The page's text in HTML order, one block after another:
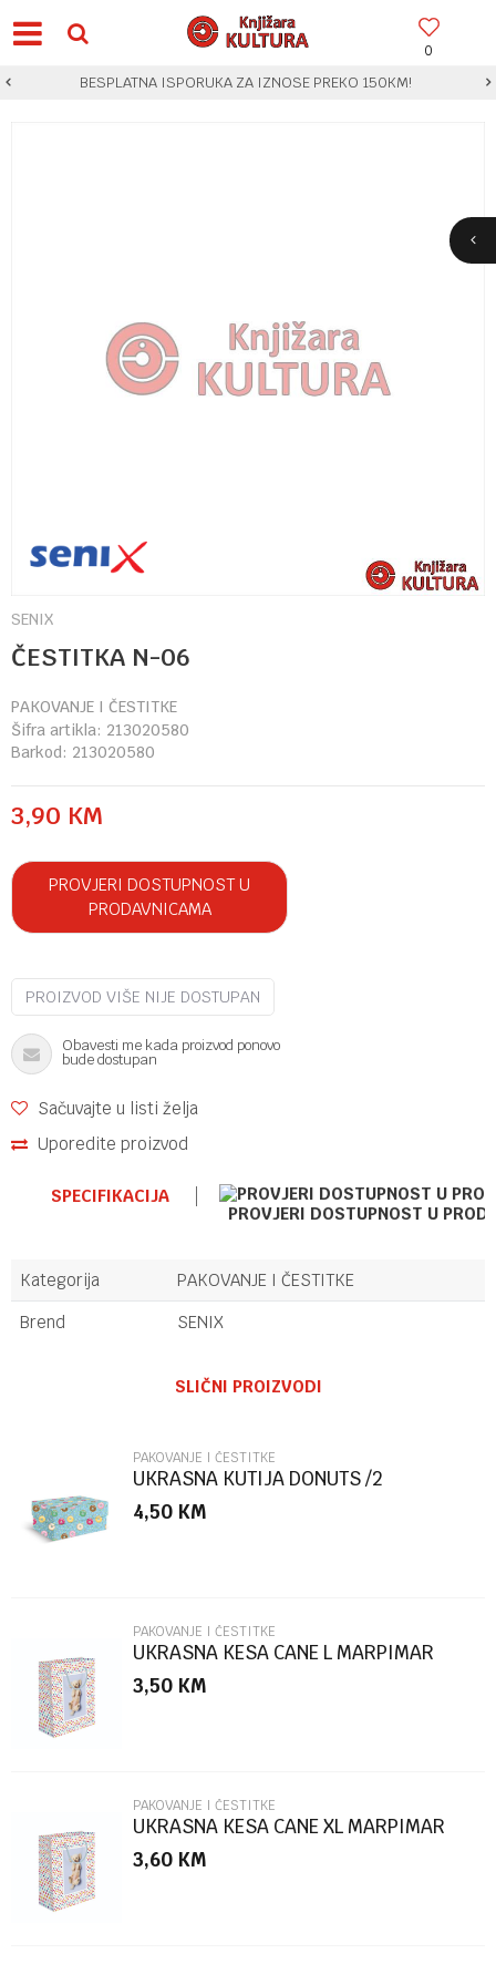
0
BESPLATNA ISPORUKA ZA IZNOSE PREKO 150KM!
SENIX
ČESTITKA N-06
PAKOVANJE I ČESTITKE
Šifra artikla: 213020580
Barkod: 213020580
3,90 KM
PROVJERI DOSTUPNOST U
PRODAVNICAMA
PROIZVOD VIŠE NIJE DOSTUPAN
Obavesti me kada proizvod ponovo
bude dostupan
Sačuvajte u listi želja
Uporedite proizvod
SPECIFIKACIJA
PROVJERI DOSTUPNOST U
Kategorija
PAKOVANJE I ČESTITKE
Brend
SENIX
Poruka
POŠALJI
SLIČNI PROIZVODI
PAKOVANJE I ČESTITKE
UKRASNA KUTIJA DONUTS /2
MARPIMAR
4,50 KM
PAKOVANJE I ČESTITKE
UKRASNA KESA CANE L MARPIMAR
3,50 KM
PAKOVANJE I ČESTITKE
UKRASNA KESA CANE XL MARPIMAR
3,60 KM